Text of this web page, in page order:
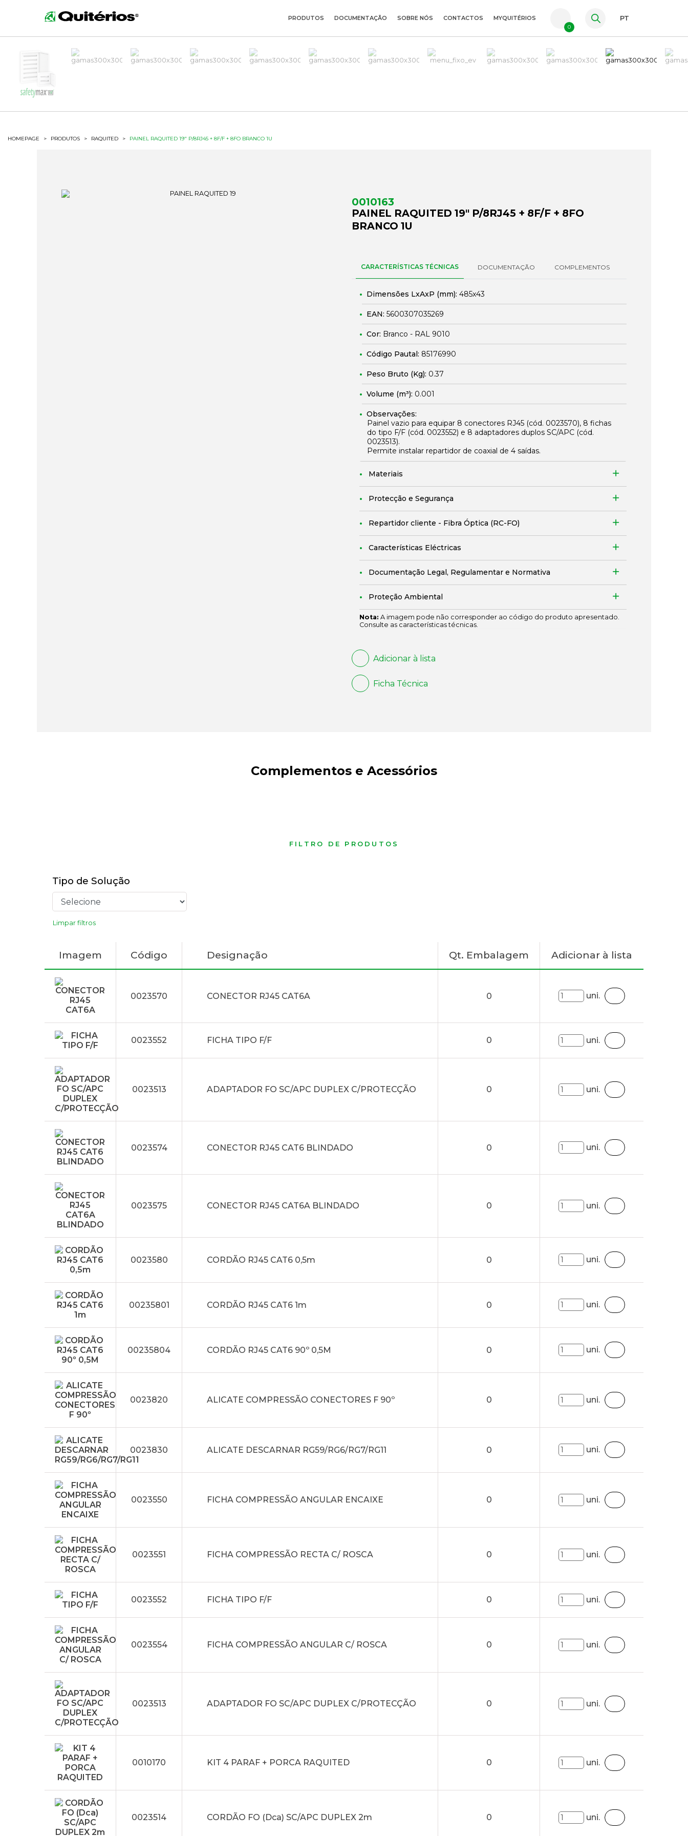
ES
PRODUTOS DOCUMENTAÇÃO SOBRE NÓS CONTACTOS MYQUITÉRIOS
0
PT
HOMEPAGE > PRODUTOS > RAQUITED > PAINEL RAQUITED 19" P/8RJ45 + 8F/F + 8FO BRANCO 1U
0010163
PAINEL RAQUITED 19" P/8RJ45 + 8F/F + 8FO
BRANCO 1U
CARACTERÍSTICAS TÉCNICAS DOCUMENTAÇÃO COMPLEMENTOS
Dimensões LxAxP (mm): 485x43
EAN: 5600307035269
Cor: Branco - RAL 9010
Código Pautal: 85176990
Peso Bruto (Kg): 0.37
Volume (m³): 0.001
Observações:
Painel vazio para equipar 8 conectores RJ45 (cód. 0023570), 8 fichas
do tipo F/F (cód. 0023552) e 8 adaptadores duplos SC/APC (cód.
0023513).
Permite instalar repartidor de coaxial de 4 saídas.
Materiais
Protecção e Segurança
Repartidor cliente - Fibra Óptica (RC-FO)
Características Eléctricas
Documentação Legal, Regulamentar e Normativa
Proteção Ambiental
Nota: A imagem pode não corresponder ao código do produto apresentado.
Consulte as características técnicas.
Adicionar à lista
Ficha Técnica
Complementos e Acessórios
FILTRO DE PRODUTOS
Tipo de Solução
Limpar filtros
Imagem Código Designação Qt. Embalagem Adicionar à lista
0023570 CONECTOR RJ45 CAT6A 0 uni.
0023552 FICHA TIPO F/F 0 uni.
0023513 ADAPTADOR FO SC/APC DUPLEX C/PROTECÇÃO 0 uni.
0023574 CONECTOR RJ45 CAT6 BLINDADO 0 uni.
0023575 CONECTOR RJ45 CAT6A BLINDADO 0 uni.
0023580 CORDÃO RJ45 CAT6 0,5m 0 uni.
00235801 CORDÃO RJ45 CAT6 1m 0 uni.
00235804 CORDÃO RJ45 CAT6 90º 0,5M 0 uni.
0023820 ALICATE COMPRESSÃO CONECTORES F 90º 0 uni.
0023830 ALICATE DESCARNAR RG59/RG6/RG7/RG11 0 uni.
0023550 FICHA COMPRESSÃO ANGULAR ENCAIXE 0 uni.
0023551 FICHA COMPRESSÃO RECTA C/ ROSCA 0 uni.
0023552 FICHA TIPO F/F 0 uni.
0023554 FICHA COMPRESSÃO ANGULAR C/ ROSCA 0 uni.
0023513 ADAPTADOR FO SC/APC DUPLEX C/PROTECÇÃO 0 uni.
0010170 KIT 4 PARAF + PORCA RAQUITED 0 uni.
0023514 CORDÃO FO (Dca) SC/APC DUPLEX 2m 0 uni.